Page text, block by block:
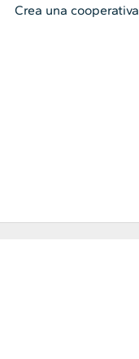
Crea una cooperativa